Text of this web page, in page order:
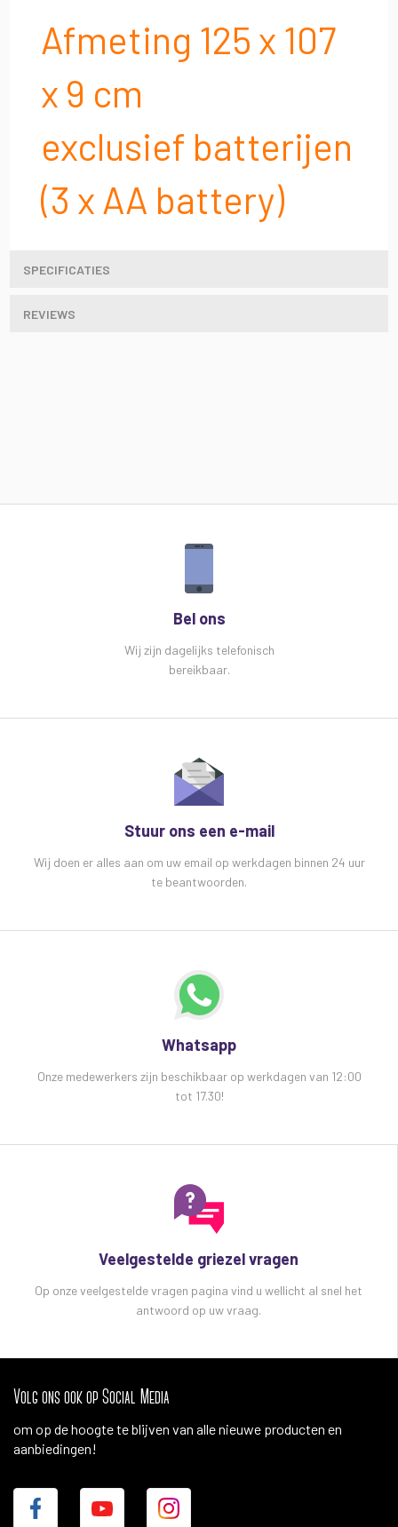
Afmeting 125 x 107
x 9 cm
exclusief batterijen
(3 x AA battery)
SPECIFICATIES
REVIEWS
Bel ons
Wij zijn dagelijks telefonisch
bereikbaar.
Stuur ons een e-mail
Wij doen er alles aan om uw email op werkdagen binnen 24 uur
te beantwoorden.
Whatsapp
Onze medewerkers zijn beschikbaar op werkdagen van 12:00
tot 17.30!
Veelgestelde griezel vragen
Op onze veelgestelde vragen pagina vind u wellicht al snel het
antwoord op uw vraag.
Volg ons ook op Social Media
om op de hoogte te blijven van alle nieuwe producten en
aanbiedingen!